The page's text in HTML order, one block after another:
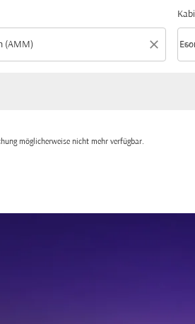
close keyboard_arrow_down
möglicherweise nicht mehr verfügbar.